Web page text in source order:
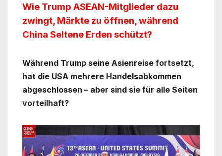
Wie Trump ASEAN-Mitglieder dazu
zwingt, Märkte zu öffnen, während
China Seltene Erden schützt?
Während Trump seine Asienreise fortsetzt,
hat die USA mehrere Handelsabkommen
abgeschlossen – aber sind sie für alle Seiten
vorteilhaft?